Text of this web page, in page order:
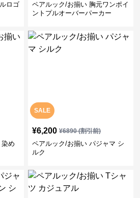
ロゴ
ペアルック/お揃い 胸元ワンポイ
ントプルオーバーパーカー
め
SALE
¥6,200 ¥6890(割引前)
ペアルック/お揃い パジャマ シ
ルク